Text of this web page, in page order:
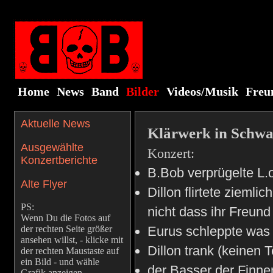
Home News Band Bilder Videos/Musik
Aktuelle News
Ausgewählte
Konzertberichte
Alte Flyer
PS:
Wenn Du die Fotos auf
der rechten Seite größer
ansehen willst, - klicke mit
der rechten Maustaste auf
ein Bild - und wähle
Klärwerk in
Konzert:
B.Bob verprügelte
Dillon flirtete
nicht dass ihr
Eurus schleppte was
Dillon trank (keinen